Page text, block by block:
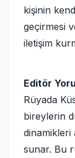
kişinin
geçirmesi
iletişim
Editör
Rüyada
bireylerin
dinamikleri
sunar. Bu